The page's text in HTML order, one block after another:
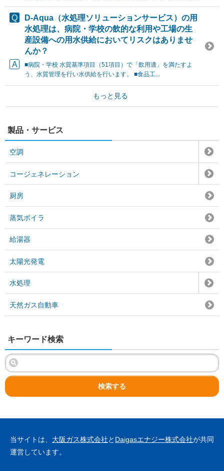
D-Aqua（水処理ソリューションサービス）の用
水処理は、病院・学校の飲的な利用や工場の生
産設備への用水供給においてリスクはありませ
んか？
■病院・学校 水質基準項目（51項目）で「飲用適」を満たすよ
う、水質管理を行い水供給を行います。 ■食品工...
もっと見る
製品・サービス
空調
コージェネレーション
厨房
蒸気ボイラ
給湯器
太陽光発電
水処理
天然ガス自動車
キーワード検索
検索する
当サイトは、 大阪ガス株式会社と Daigasエナジー株式会社が共同
運営しています。